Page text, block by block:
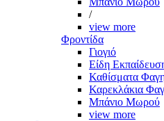
/
view more
Φροντίδα
Γιογιό
Είδη
Καθίσματα
Καρεκλάκια
Μπάνιο Μωρού
view more